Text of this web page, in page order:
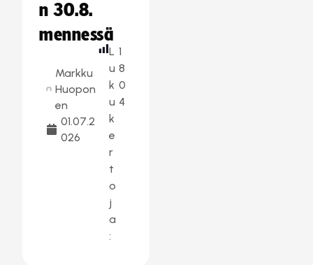
n 30.8.
mennessä
Markku
Huopon
en
01.07.2
026
L
u
k
u
k
e
r
t
o
j
a
:
1
8
0
4